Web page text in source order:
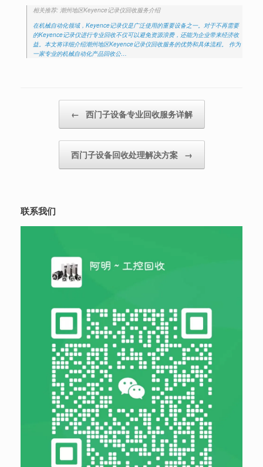
相关推荐: 潮州地区Keyence记录仪回收服务介绍
在机械自动化领域，Keyence记录仪是广泛使用的重要设备之一。对于不再需要
的Keyence记录仪进行专业回收不仅可以避免资源浪费，还能为企业带来经济收
益。本文将详细介绍潮州地区Keyence记录仪回收服务的优势和具体流程。 作为
一家专业的机械自动化产品回收公…
← 西门子设备专业回收服务详解
西门子设备回收处理解决方案 →
联系我们